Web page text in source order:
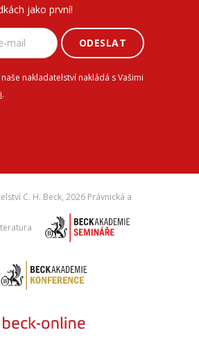
jako první!
ODESLAT
nakladatelství nakládá s Vašimi
.
C. H. Beck, 2026 Právnická a